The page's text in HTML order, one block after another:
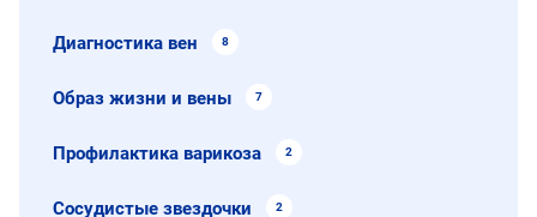
Диагностика вен 8
Образ жизни и вены 7
Профилактика варикоза 2
Сосудистые звездочки 2